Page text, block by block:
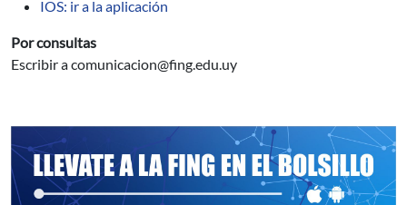
IOS: ir a la aplicación
Por consultas
Escribir a comunicacion@fing.edu.uy